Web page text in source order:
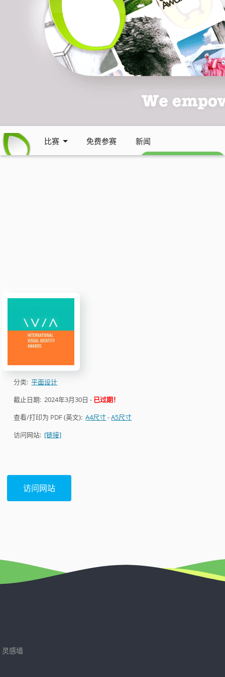
比赛 免费参赛 新闻
免费每周通讯 (英文)
分类:平面设计
截止日期:2024年3月30日 - 已过期！
查看/打印为 PDF (英文):A4尺寸-A5尺寸
访问网站: [链接]
访问网站
灵感墙